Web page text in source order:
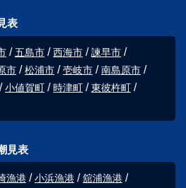
表
五島市 西海市
諫早市
市 松浦市 壱岐市
南島原市
小値賀町 時津町
東彼杵町
見表
漁港 小浜漁港
舘浦漁港